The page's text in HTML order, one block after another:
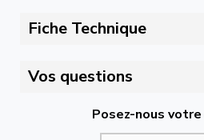
Fiche Technique
Vos questions
Posez-nous